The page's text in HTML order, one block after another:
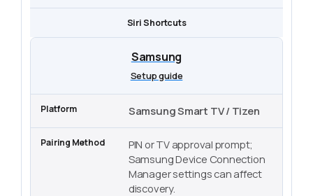
Siri Shortcuts
Samsung
Setup guide
Samsung Smart TV / Tizen
PIN or TV approval prompt;
Samsung Device Connection
Manager settings can affect
discovery.